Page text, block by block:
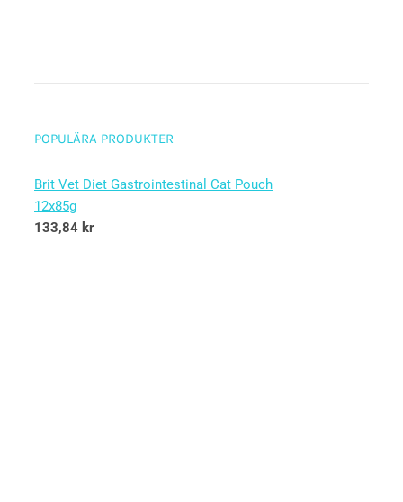
POPULÄRA PRODUKTER
Brit Vet Diet Gastrointestinal Cat Pouch
12x85g
133,84 kr